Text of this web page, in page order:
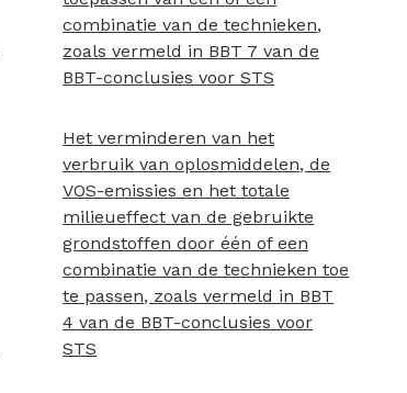
combinatie van de technieken,
zoals vermeld in BBT 7 van de
BBT-conclusies voor STS
Het verminderen van het
verbruik van oplosmiddelen, de
VOS-emissies en het totale
milieueffect van de gebruikte
grondstoffen door één of een
combinatie van de technieken toe
te passen, zoals vermeld in BBT
4 van de BBT-conclusies voor
STS